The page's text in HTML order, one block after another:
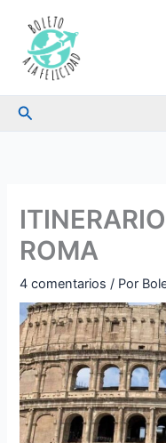
contenido
Buscar
ROMA
4 comentarios / Por